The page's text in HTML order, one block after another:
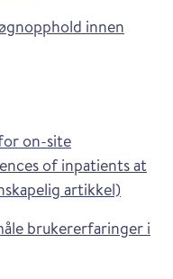
innen
on-site
of inpatients at
artikkel)
brukererfaringer i